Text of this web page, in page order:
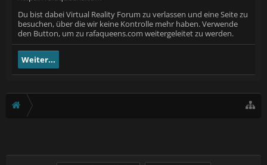
Du bist dabei Virtual Reality Forum zu verlassen und eine Seite zu
besuchen, über die wir keine Kontrolle mehr haben. Verwende
den Button, um zu rafaqueens.com weitergeleitet zu werden.
Weiter...